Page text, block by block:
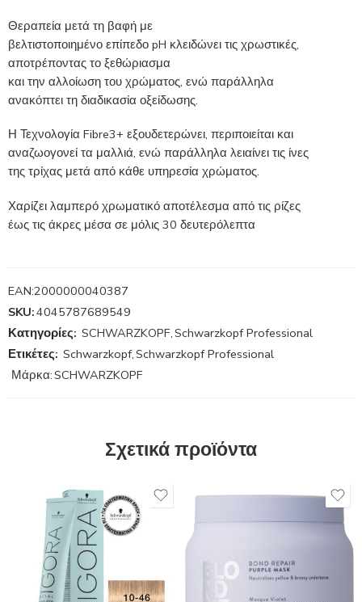
Θεραπεία μετά τη βαφή με
βελτιστοποιημένο επίπεδο pH κλειδώνει τις χρωστικές,
αποτρέποντας το ξεθώριασμα
και την αλλοίωση του χρώματος, ενώ παράλληλα
ανακόπτει τη διαδικασία οξείδωσης.
Η Τεχνολογία Fibre3+ εξουδετερώνει, περιποιείται και
αναζωογονεί τα μαλλιά, ενώ παράλληλα λειαίνει τις ίνες
της τρίχας μετά από κάθε υπηρεσία χρώματος.
Χαρίζει λαμπερό χρωματικό αποτέλεσμα από τις ρίζες
έως τις άκρες μέσα σε μόλις 30 δευτερόλεπτα
EAN:2000000040387
SKU:4045787689549
Κατηγορίες: SCHWARZKOPF,Schwarzkopf Professional
Ετικέτες: Schwarzkopf,Schwarzkopf Professional
Μάρκα:SCHWARZKOPF
Σχετικά προϊόντα